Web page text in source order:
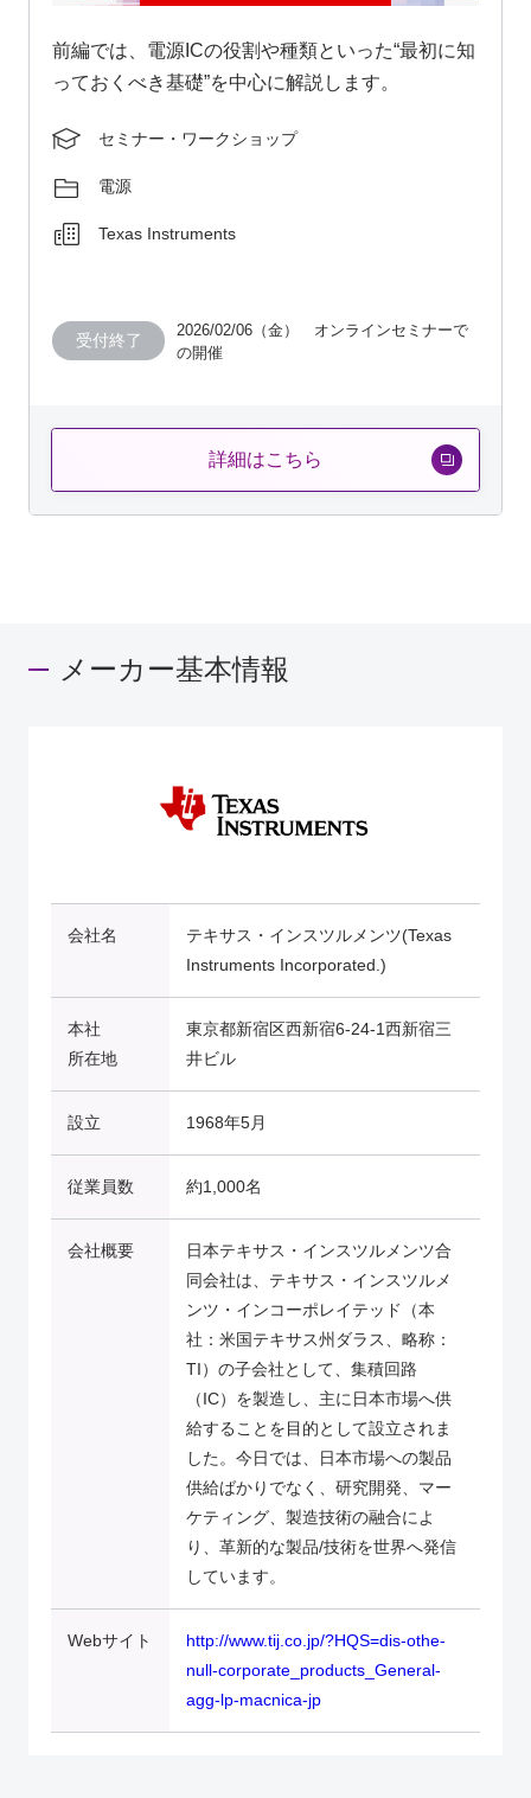
前編では、電源ICの役割や種類といった“最初に知
っておくべき基礎”を中心に解説します。
セミナー・ワークショップ
電源
Texas Instruments
受付終了
2026/02/06（金） オンラインセミナーで
の開催
詳細はこちら
メーカー基本情報
会社名
テキサス・インスツルメンツ(Texas
Instruments Incorporated.)
本社
所在地
東京都新宿区西新宿6-24-1西新宿三
井ビル
設立 1968年5月
従業員数 約1,000名
会社概要
日本テキサス・インスツルメンツ合
同会社は、テキサス・インスツルメ
ンツ・インコーポレイテッド（本
社：米国テキサス州ダラス、略称：
TI）の子会社として、集積回路
（IC）を製造し、主に日本市場へ供
給することを目的として設立されま
した。今日では、日本市場への製品
供給ばかりでなく、研究開発、マー
ケティング、製造技術の融合によ
り、革新的な製品/技術を世界へ発信
しています。
Webサイト
http://www.tij.co.jp/?HQS=dis-othe-
null-corporate_products_General-
agg-lp-macnica-jp